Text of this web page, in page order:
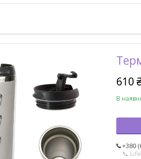
610
В
+380
📞